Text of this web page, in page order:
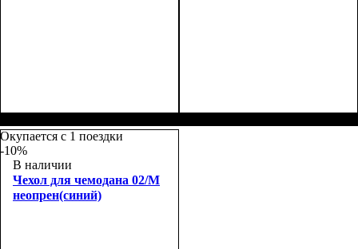
Окупается с 1 поездки
-10%
В наличии
Чехол для чемодана 02/M
неопрен(синий)